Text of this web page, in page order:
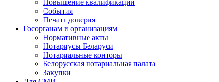
Повышение квалификации
События
Печать доверия
Госорганам и организациям
Нормативные акты
Нотариусы Беларуси
Нотариальные конторы
Белорусская нотариальная палата
Закупки